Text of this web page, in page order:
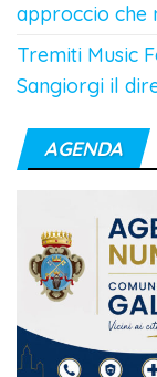
approccio che
Tremiti Music
Sangiorgi il
AGENDA